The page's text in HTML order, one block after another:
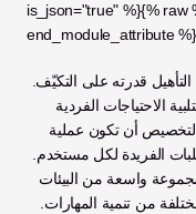
is_json="true" %}{% raw
end_module_attribute